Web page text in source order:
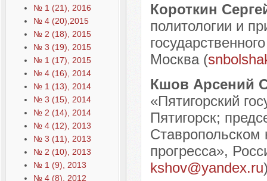
№ 1 (21), 2016
№ 4 (20),2015
№ 2 (18), 2015
№ 3 (19), 2015
№ 1 (17), 2015
№ 4 (16), 2014
№ 1 (13), 2014
№ 3 (15), 2014
№ 2 (14), 2014
№ 4 (12), 2013
№ 3 (11), 2013
№ 2 (10), 2013
№ 1 (9), 2013
№ 4 (8), 2012
Короткин
политологии и
Москва (
Кшов Арсений
«Пятигорский
Пятигорск;
Ставропольском
прогресса»,
kshov@yandex.ru